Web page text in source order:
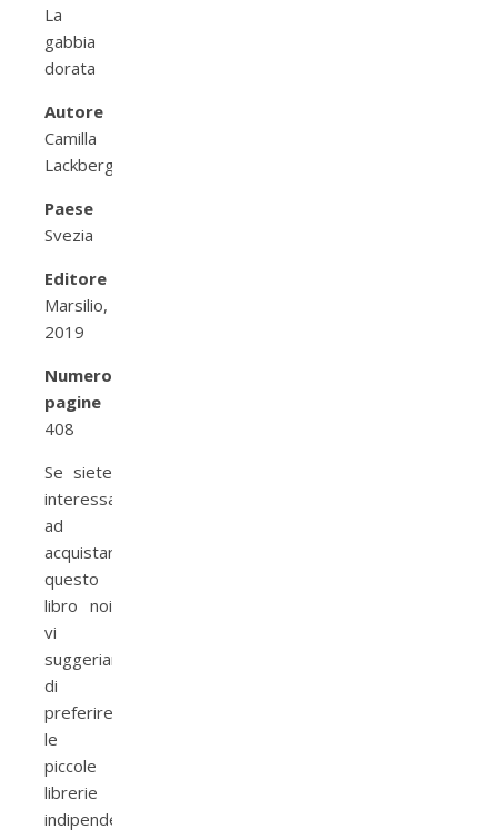
La
gabbia
dorata
Autore
Camilla
Lackberg
Paese
Svezia
Editore
Marsilio,
2019
Numero
pagine
408
Se siete
interessati
ad
acquistare
questo
libro noi
vi
suggeriamo
di
preferire
le
piccole
librerie
indipendenti.